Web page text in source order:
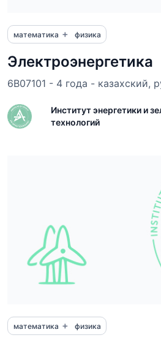
математика + физика
Электроэнергетика
6B07101 - 4 года - казахский,
Институт энергетики и
технологий
математика + физика